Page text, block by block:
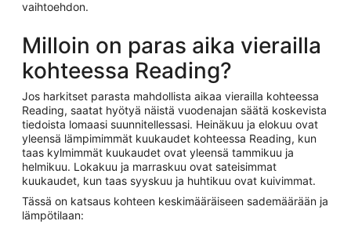
vaihtoehdon.
Milloin on paras aika vierailla
kohteessa Reading?
Jos harkitset parasta mahdollista aikaa vierailla kohteessa
Reading, saatat hyötyä näistä vuodenajan säätä koskevista
tiedoista lomaasi suunnitellessasi. Heinäkuu ja elokuu ovat
yleensä lämpimimmät kuukaudet kohteessa Reading, kun
taas kylmimmät kuukaudet ovat yleensä tammikuu ja
helmikuu. Lokakuu ja marraskuu ovat sateisimmat
kuukaudet, kun taas syyskuu ja huhtikuu ovat kuivimmat.
Tässä on katsaus kohteen keskimääräiseen sademäärään ja
lämpötilaan: